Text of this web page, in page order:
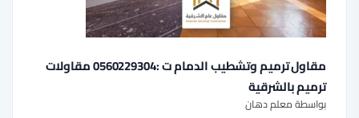
مقاول ترميم وتشطيب الدمام ت :0560229304 مقاولات
ترميم بالشرقية
بواسطة معلم دهان